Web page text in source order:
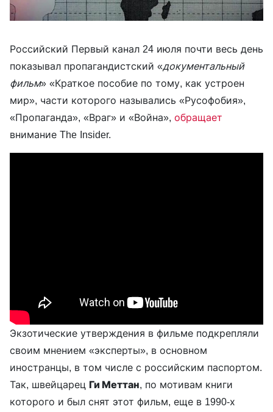
Российский Первый канал 24 июля почти весь день
показывал пропагандистский «документальный
фильм» «Краткое пособие по тому, как устроен
мир», части которого назывались «Русофобия»,
«Пропаганда», «Враг» и «Война», обращает
внимание The Insider.
Экзотические утверждения в фильме подкрепляли
своим мнением «эксперты», в основном
иностранцы, в том числе с российским паспортом.
Так, швейцарец Ги Меттан, по мотивам книги
которого и был снят этот фильм, еще в 1990-х